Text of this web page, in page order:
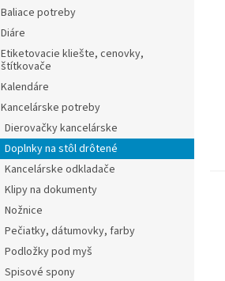
Baliace potreby
Diáre
Etiketovacie kliešte, cenovky,
štítkovače
Kalendáre
Kancelárske potreby
Dierovačky kancelárske
Doplnky na stôl drôtené
Kancelárske odkladače
Klipy na dokumenty
Nožnice
Pečiatky, dátumovky, farby
Podložky pod myš
Spisové spony